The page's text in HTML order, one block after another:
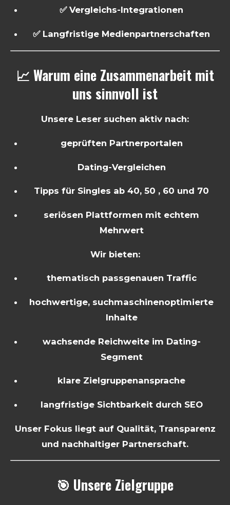
✅ Vergleichs-Integrationen
✅ Langfristige Medienpartnerschaften
📈 Warum eine Zusammenarbeit mit
uns sinnvoll ist
Unsere Leser suchen aktiv nach:
geprüften Partnerportalen
Dating-Vergleichen
Tipps für Singles ab 40, 50 , 60 und 70
seriösen Plattformen mit echtem
Mehrwert
Wir bieten:
thematisch passgenauen Traffic
hochwertige, suchmaschinenoptimierte
Inhalte
wachsende Reichweite im Dating-
Segment
klare Zielgruppenansprache
langfristige Sichtbarkeit durch SEO
Unser Fokus liegt auf Qualität, Transparenz
und nachhaltiger Partnerschaft.
🎯 Unsere Zielgruppe